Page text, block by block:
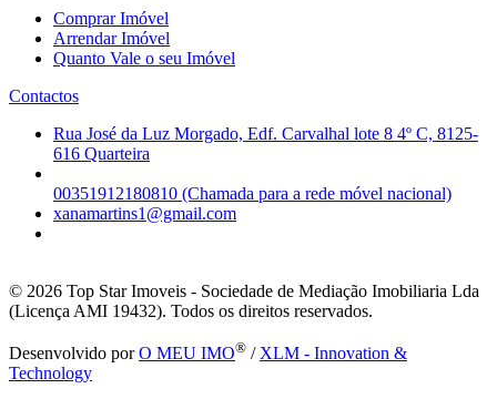
Comprar Imóvel
Arrendar Imóvel
Quanto Vale o seu Imóvel
Contactos
Rua José da Luz Morgado, Edf. Carvalhal lote 8 4º C, 8125-
616 Quarteira
00351912180810 (Chamada para a rede móvel nacional)
xanamartins1@gmail.com
© 2026 Top Star Imoveis - Sociedade de Mediação Imobiliaria Lda
(Licença AMI 19432). Todos os direitos reservados.
Desenvolvido porO MEU IMO® / XLM - Innovation &
Technology